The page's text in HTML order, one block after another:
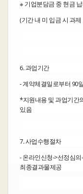
※ 기업분담금 중 현금
(기간 내 미 입금 시 과
6. 과업기간
- 계약체결일로부터 90
*지원내용 및 과업기간
있음
7. 사업수행절차
- 온라인신청->선정심
최종결과물제공